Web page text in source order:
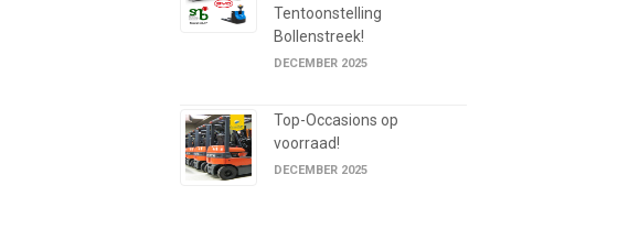
Tentoonstelling
Bollenstreek!
DECEMBER 2025
Top-Occasions op
voorraad!
DECEMBER 2025